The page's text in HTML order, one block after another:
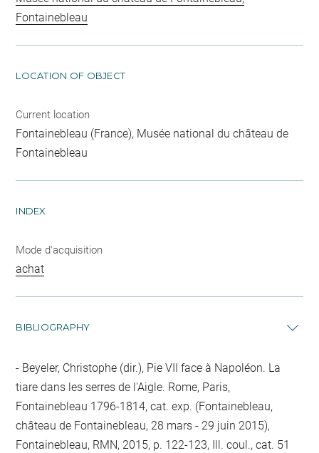
Fontainebleau
LOCATION OF OBJECT
Current location
Fontainebleau (France), Musée national du château de
Fontainebleau
INDEX
Mode d'acquisition
achat
BIBLIOGRAPHY
Beyeler, Christophe (dir.), Pie VII face à Napoléon. La
tiare dans les serres de l'Aigle. Rome, Paris,
Fontainebleau 1796-1814, cat. exp. (Fontainebleau,
château de Fontainebleau, 28 mars - 29 juin 2015),
Fontainebleau, RMN, 2015, p. 122-123, Ill. coul., cat. 51